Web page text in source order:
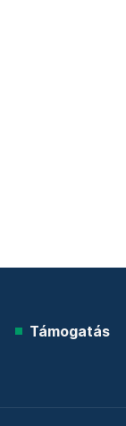
Támogatás